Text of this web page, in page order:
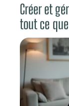
Créer et
tout ce